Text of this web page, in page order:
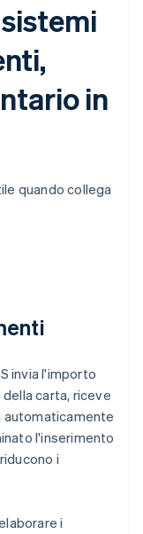
in
quando collega
invia l'importo
della carta, riceve
automaticamente
l'inserimento
i
i